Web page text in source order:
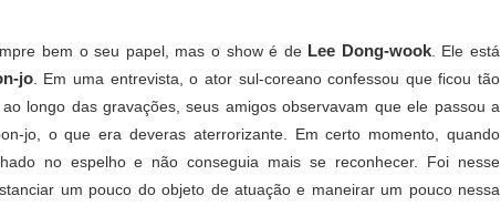
bem o seu papel, mas o show é deLee Dong-wook. Ele está
jo. Em uma entrevista, o ator sul-coreano confessou que ficou tão
longo das gravações, seus amigos observavam que ele passou a
jo, o que era deveras aterrorizante. Em certo momento, quando
no espelho e não conseguia mais se reconhecer. Foi nesse
um pouco do objeto de atuação e maneirar um pouco nessa